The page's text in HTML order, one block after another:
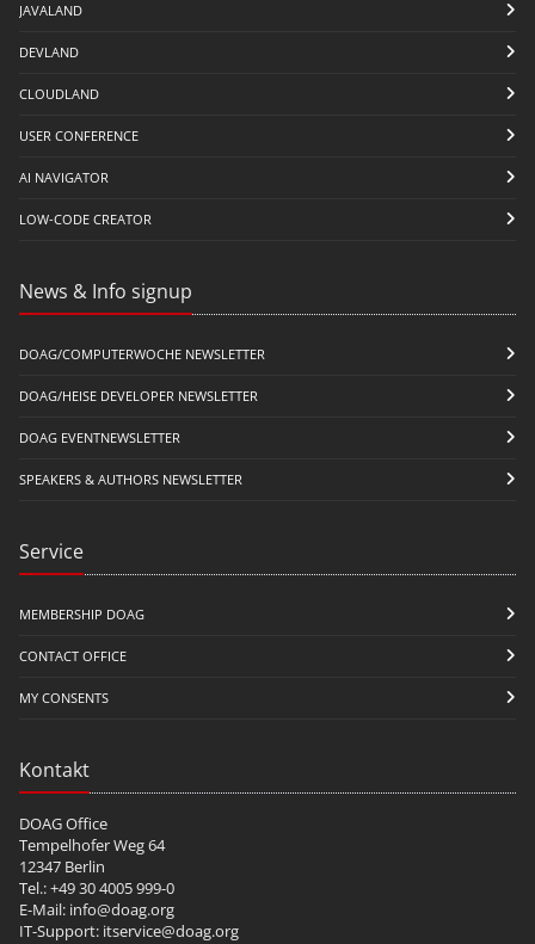
JAVALAND
DEVLAND
CLOUDLAND
USER CONFERENCE
AI NAVIGATOR
LOW-CODE CREATOR
News & Info signup
DOAG/COMPUTERWOCHE NEWSLETTER
DOAG/HEISE DEVELOPER NEWSLETTER
DOAG EVENTNEWSLETTER
SPEAKERS & AUTHORS NEWSLETTER
Service
MEMBERSHIP DOAG
CONTACT OFFICE
MY CONSENTS
Kontakt
DOAG Office
Tempelhofer Weg 64
12347 Berlin
Tel.: +49 30 4005 999-0
E-Mail: info@doag.org
IT-Support: itservice@doag.org